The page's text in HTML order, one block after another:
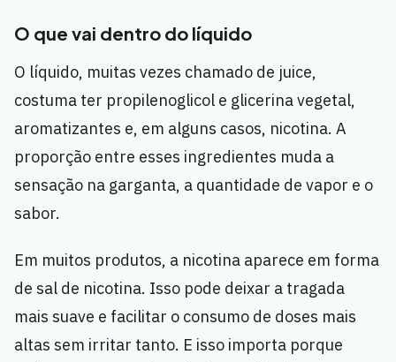
O que vai dentro do líquido
O líquido, muitas vezes chamado de juice,
costuma ter propilenoglicol e glicerina vegetal,
aromatizantes e, em alguns casos, nicotina. A
proporção entre esses ingredientes muda a
sensação na garganta, a quantidade de vapor e o
sabor.
Em muitos produtos, a nicotina aparece em forma
de sal de nicotina. Isso pode deixar a tragada
mais suave e facilitar o consumo de doses mais
altas sem irritar tanto. E isso importa porque